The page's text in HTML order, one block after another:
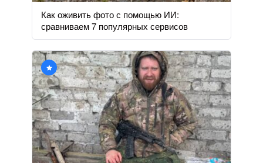
Как оживить фото с помощью ИИ:
сравниваем 7 популярных сервисов